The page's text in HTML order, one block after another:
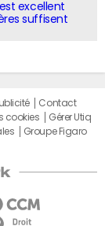
excellent
suffisent
Contact
cookies
Gérer Utiq
Groupe Figaro